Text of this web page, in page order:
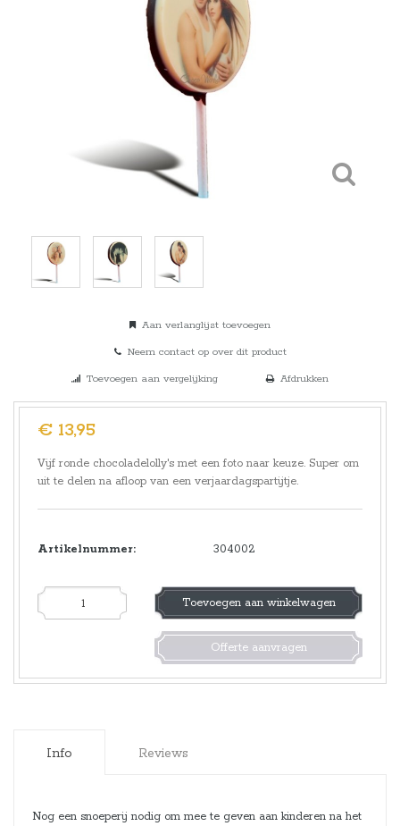
Aan verlanglijst toevoegen
Neem contact op over dit product
Toevoegen aan vergelijking
Afdrukken
€ 13,95
Vijf ronde chocoladelolly's met een foto naar keuze. Super om
uit te delen na afloop van een verjaardagspartijtje.
Artikelnummer: 304002
Toevoegen aan winkelwagen
Offerte aanvragen
Info Reviews
Nog een snoeperij nodig om mee te geven aan kinderen na het